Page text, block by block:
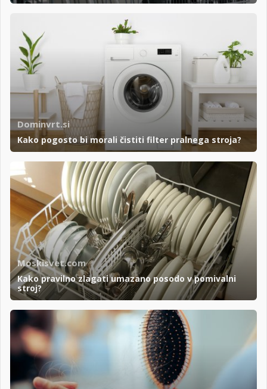
Dominvrt.si
Kako pogosto bi morali čistiti filter pralnega stroja?
Moskisvet.com
Kako pravilno zlagati umazano posodo v pomivalni
stroj?